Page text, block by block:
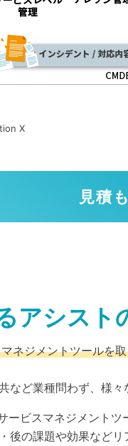
X
見積
アシスト
ネジメントツールを
など業種問わず、様
ービスマネジメント
後の課題や効果など